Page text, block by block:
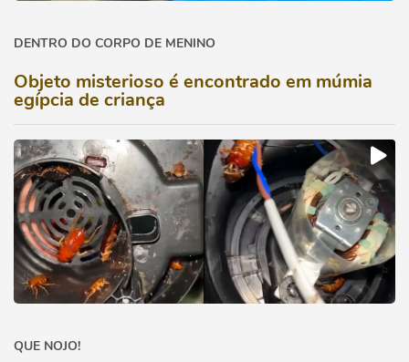
DENTRO DO CORPO DE MENINO
Objeto misterioso é encontrado em múmia
egípcia de criança
QUE NOJO!